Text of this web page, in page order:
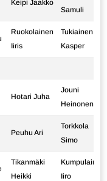
Keipi Jaakko
Samuli
Ruokolainen
Iiris
Tukiainen
Kasper
Hotari Juha
Jouni
Heinonen
Peuhu Ari
Torkkola
Simo
Tikanmäki
Heikki
Kumpulainen
Iiro